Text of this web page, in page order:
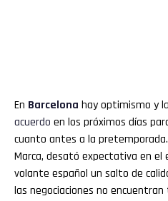
En Barcelona hay optimismo y
acuerdo en los próximos días
cuanto antes a la
Marca, desató expectativa en el
volante español un salto de
las negociaciones no